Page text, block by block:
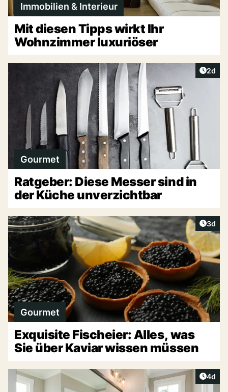
Immobilien & Interieur
Mit diesen Tipps wirkt Ihr
Wohnzimmer luxuriöser
2d
Gourmet
Ratgeber: Diese Messer sind in
der Küche unverzichtbar
3d
Gourmet
Exquisite Fischeier: Alles, was
Sie über Kaviar wissen müssen
4d